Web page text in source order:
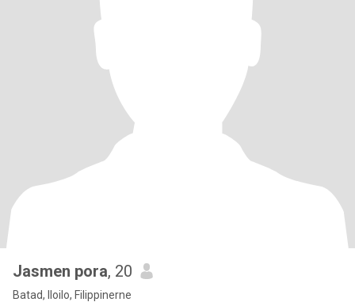
Jasmen pora, 20
Batad, Iloilo, Filippinerne